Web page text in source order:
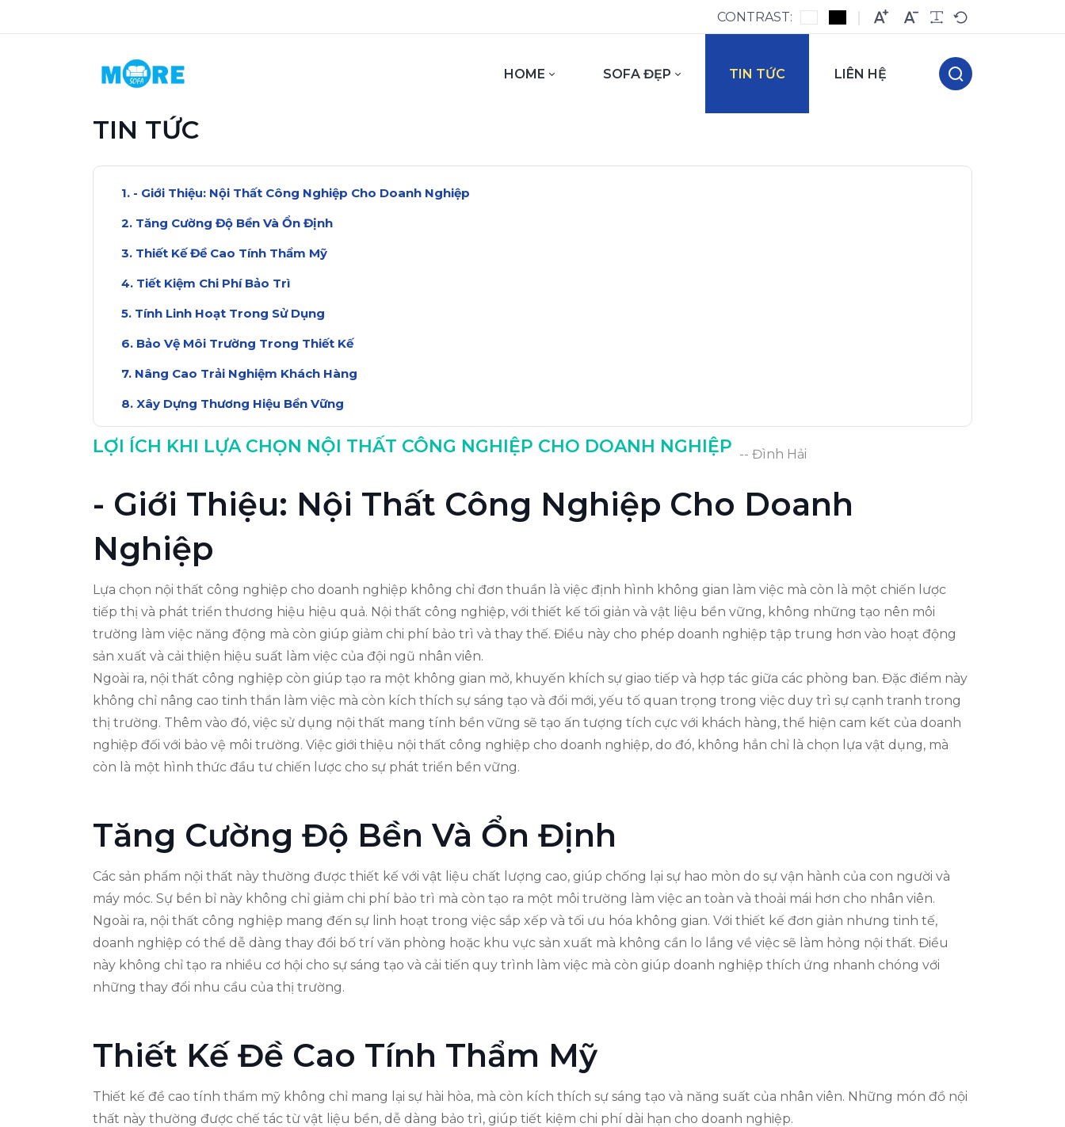
CONTRAST:
HOME SOFA ĐẸP TIN TỨC LIÊN HỆ
TIN TỨC
- Giới Thiệu: Nội Thất Công Nghiệp Cho Doanh Nghiệp
Tăng Cường Độ Bền Và Ổn Định
Thiết Kế Đề Cao Tính Thẩm Mỹ
Tiết Kiệm Chi Phí Bảo Trì
Tính Linh Hoạt Trong Sử Dụng
Bảo Vệ Môi Trường Trong Thiết Kế
Nâng Cao Trải Nghiệm Khách Hàng
Xây Dựng Thương Hiệu Bền Vững
Kết Luận: Lựa Chọn Thông Minh Cho Doanh Nghiệp
LỢI ÍCH KHI LỰA CHỌN NỘI THẤT CÔNG NGHIỆP CHO DOANH NGHIỆP -- Đình Hải
- Giới Thiệu: Nội Thất Công Nghiệp Cho Doanh
Nghiệp
Lựa chọn nội thất công nghiệp cho doanh nghiệp không chỉ đơn thuần là việc định hình không gian làm việc mà còn là một chiến lược
tiếp thị và phát triển thương hiệu hiệu quả. Nội thất công nghiệp, với thiết kế tối giản và vật liệu bền vững, không những tạo nên môi
trường làm việc năng động mà còn giúp giảm chi phí bảo trì và thay thế. Điều này cho phép doanh nghiệp tập trung hơn vào hoạt động
sản xuất và cải thiện hiệu suất làm việc của đội ngũ nhân viên.
Ngoài ra, nội thất công nghiệp còn giúp tạo ra một không gian mở, khuyến khích sự giao tiếp và hợp tác giữa các phòng ban. Đặc điểm này
không chỉ nâng cao tinh thần làm việc mà còn kích thích sự sáng tạo và đổi mới, yếu tố quan trọng trong việc duy trì sự cạnh tranh trong
thị trường. Thêm vào đó, việc sử dụng nội thất mang tính bền vững sẽ tạo ấn tượng tích cực với khách hàng, thể hiện cam kết của doanh
nghiệp đối với bảo vệ môi trường. Việc giới thiệu nội thất công nghiệp cho doanh nghiệp, do đó, không hẳn chỉ là chọn lựa vật dụng, mà
còn là một hình thức đầu tư chiến lược cho sự phát triển bền vững.
Tăng Cường Độ Bền Và Ổn Định
Các sản phẩm nội thất này thường được thiết kế với vật liệu chất lượng cao, giúp chống lại sự hao mòn do sự vận hành của con người và
máy móc. Sự bền bỉ này không chỉ giảm chi phí bảo trì mà còn tạo ra một môi trường làm việc an toàn và thoải mái hơn cho nhân viên.
Ngoài ra, nội thất công nghiệp mang đến sự linh hoạt trong việc sắp xếp và tối ưu hóa không gian. Với thiết kế đơn giản nhưng tinh tế,
doanh nghiệp có thể dễ dàng thay đổi bố trí văn phòng hoặc khu vực sản xuất mà không cần lo lắng về việc sẽ làm hỏng nội thất. Điều
này không chỉ tạo ra nhiều cơ hội cho sự sáng tạo và cải tiến quy trình làm việc mà còn giúp doanh nghiệp thích ứng nhanh chóng với
những thay đổi nhu cầu của thị trường.
Thiết Kế Đề Cao Tính Thẩm Mỹ
Thiết kế đề cao tính thẩm mỹ không chỉ mang lại sự hài hòa, mà còn kích thích sự sáng tạo và năng suất của nhân viên. Những món đồ nội
thất này thường được chế tác từ vật liệu bền, dễ dàng bảo trì, giúp tiết kiệm chi phí dài hạn cho doanh nghiệp.